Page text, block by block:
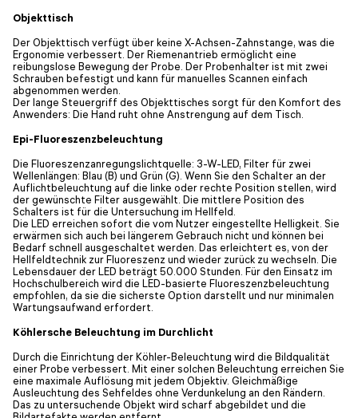
Objekttisch
Der Objekttisch verfügt über keine X-Achsen-Zahnstange, was die
Ergonomie verbessert. Der Riemenantrieb ermöglicht eine
reibungslose Bewegung der Probe. Der Probenhalter ist mit zwei
Schrauben befestigt und kann für manuelles Scannen einfach
abgenommen werden.
Der lange Steuergriff des Objekttisches sorgt für den Komfort des
Anwenders: Die Hand ruht ohne Anstrengung auf dem Tisch.
Epi-Fluoreszenzbeleuchtung
Die Fluoreszenzanregungslichtquelle: 3-W-LED, Filter für zwei
Wellenlängen: Blau (B) und Grün (G). Wenn Sie den Schalter an der
Auflichtbeleuchtung auf die linke oder rechte Position stellen, wird
der gewünschte Filter ausgewählt. Die mittlere Position des
Schalters ist für die Untersuchung im Hellfeld.
Die LED erreichen sofort die vom Nutzer eingestellte Helligkeit. Sie
erwärmen sich auch bei längerem Gebrauch nicht und können bei
Bedarf schnell ausgeschaltet werden. Das erleichtert es, von der
Hellfeldtechnik zur Fluoreszenz und wieder zurück zu wechseln. Die
Lebensdauer der LED beträgt 50.000 Stunden. Für den Einsatz im
Hochschulbereich wird die LED-basierte Fluoreszenzbeleuchtung
empfohlen, da sie die sicherste Option darstellt und nur minimalen
Wartungsaufwand erfordert.
Köhlersche Beleuchtung im Durchlicht
Durch die Einrichtung der Köhler-Beleuchtung wird die Bildqualität
einer Probe verbessert. Mit einer solchen Beleuchtung erreichen Sie
eine maximale Auflösung mit jedem Objektiv. Gleichmäßige
Ausleuchtung des Sehfeldes ohne Verdunkelung an den Rändern.
Das zu untersuchende Objekt wird scharf abgebildet und die